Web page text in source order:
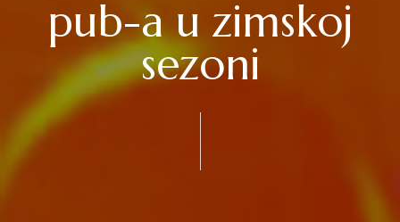
pub-a u zimskoj
sezoni